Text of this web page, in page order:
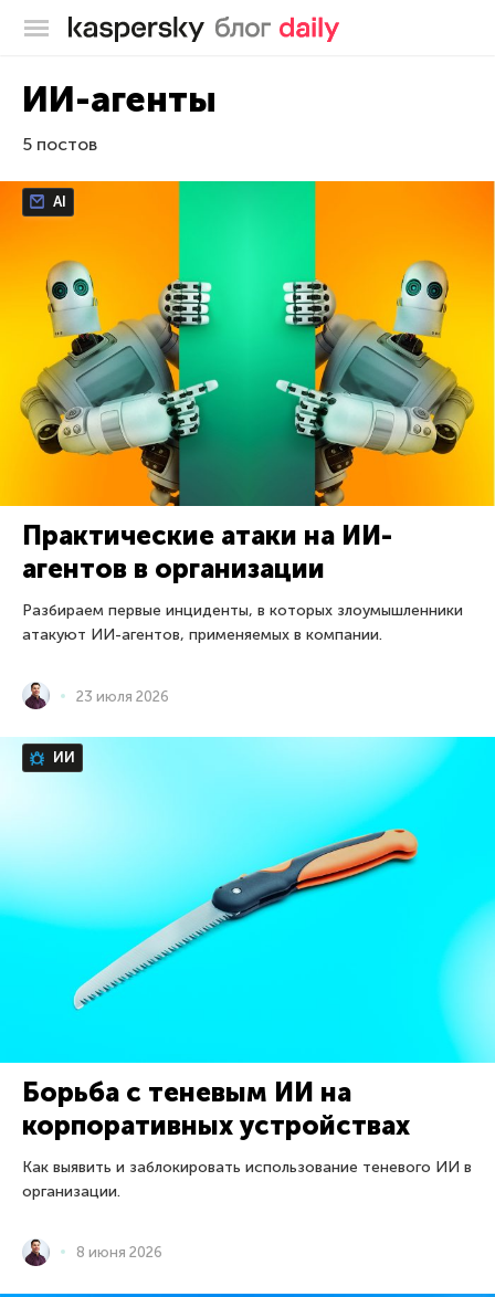
Блог Касперского
ИИ-агенты
5 постов
AI
Практические атаки на ИИ-
агентов в организации
Разбираем первые инциденты, в которых злоумышленники
атакуют ИИ-агентов, применяемых в компании.
23 июля 2026
ИИ
Борьба с теневым ИИ на
корпоративных устройствах
Как выявить и заблокировать использование теневого ИИ в
организации.
8 июня 2026